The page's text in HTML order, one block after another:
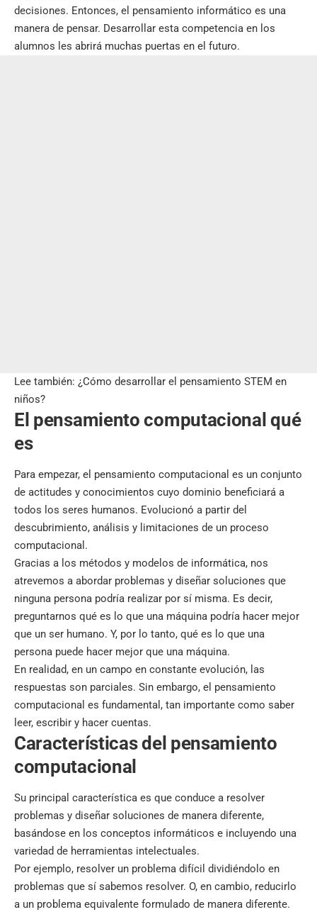
decisiones. Entonces, el pensamiento informático es una
manera de pensar. Desarrollar esta competencia en los
alumnos les abrirá muchas puertas en el futuro.
Lee también: ¿Cómo desarrollar el pensamiento STEM en
niños?
El pensamiento computacional qué
es
Para empezar, el pensamiento computacional es un conjunto
de actitudes y conocimientos cuyo dominio beneficiará a
todos los seres humanos. Evolucionó a partir del
descubrimiento, análisis y limitaciones de un proceso
computacional.
Gracias a los métodos y modelos de informática, nos
atrevemos a abordar problemas y diseñar soluciones que
ninguna persona podría realizar por sí misma. Es decir,
preguntarnos qué es lo que una máquina podría hacer mejor
que un ser humano. Y, por lo tanto, qué es lo que una
persona puede hacer mejor que una máquina.
En realidad, en un campo en constante evolución, las
respuestas son parciales. Sin embargo, el pensamiento
computacional es fundamental, tan importante como saber
leer, escribir y hacer cuentas.
Características del pensamiento
computacional
Su principal característica es que conduce a resolver
problemas y diseñar soluciones de manera diferente,
basándose en los conceptos informáticos e incluyendo una
variedad de herramientas intelectuales.
Por ejemplo, resolver un problema difícil dividiéndolo en
problemas que sí sabemos resolver. O, en cambio, reducirlo
a un problema equivalente formulado de manera diferente.